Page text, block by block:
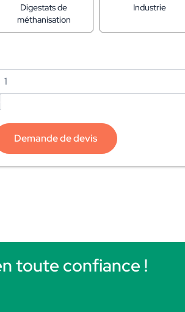
Digestats de
méthanisation
Industrie
Demande de devis
toute confiance !